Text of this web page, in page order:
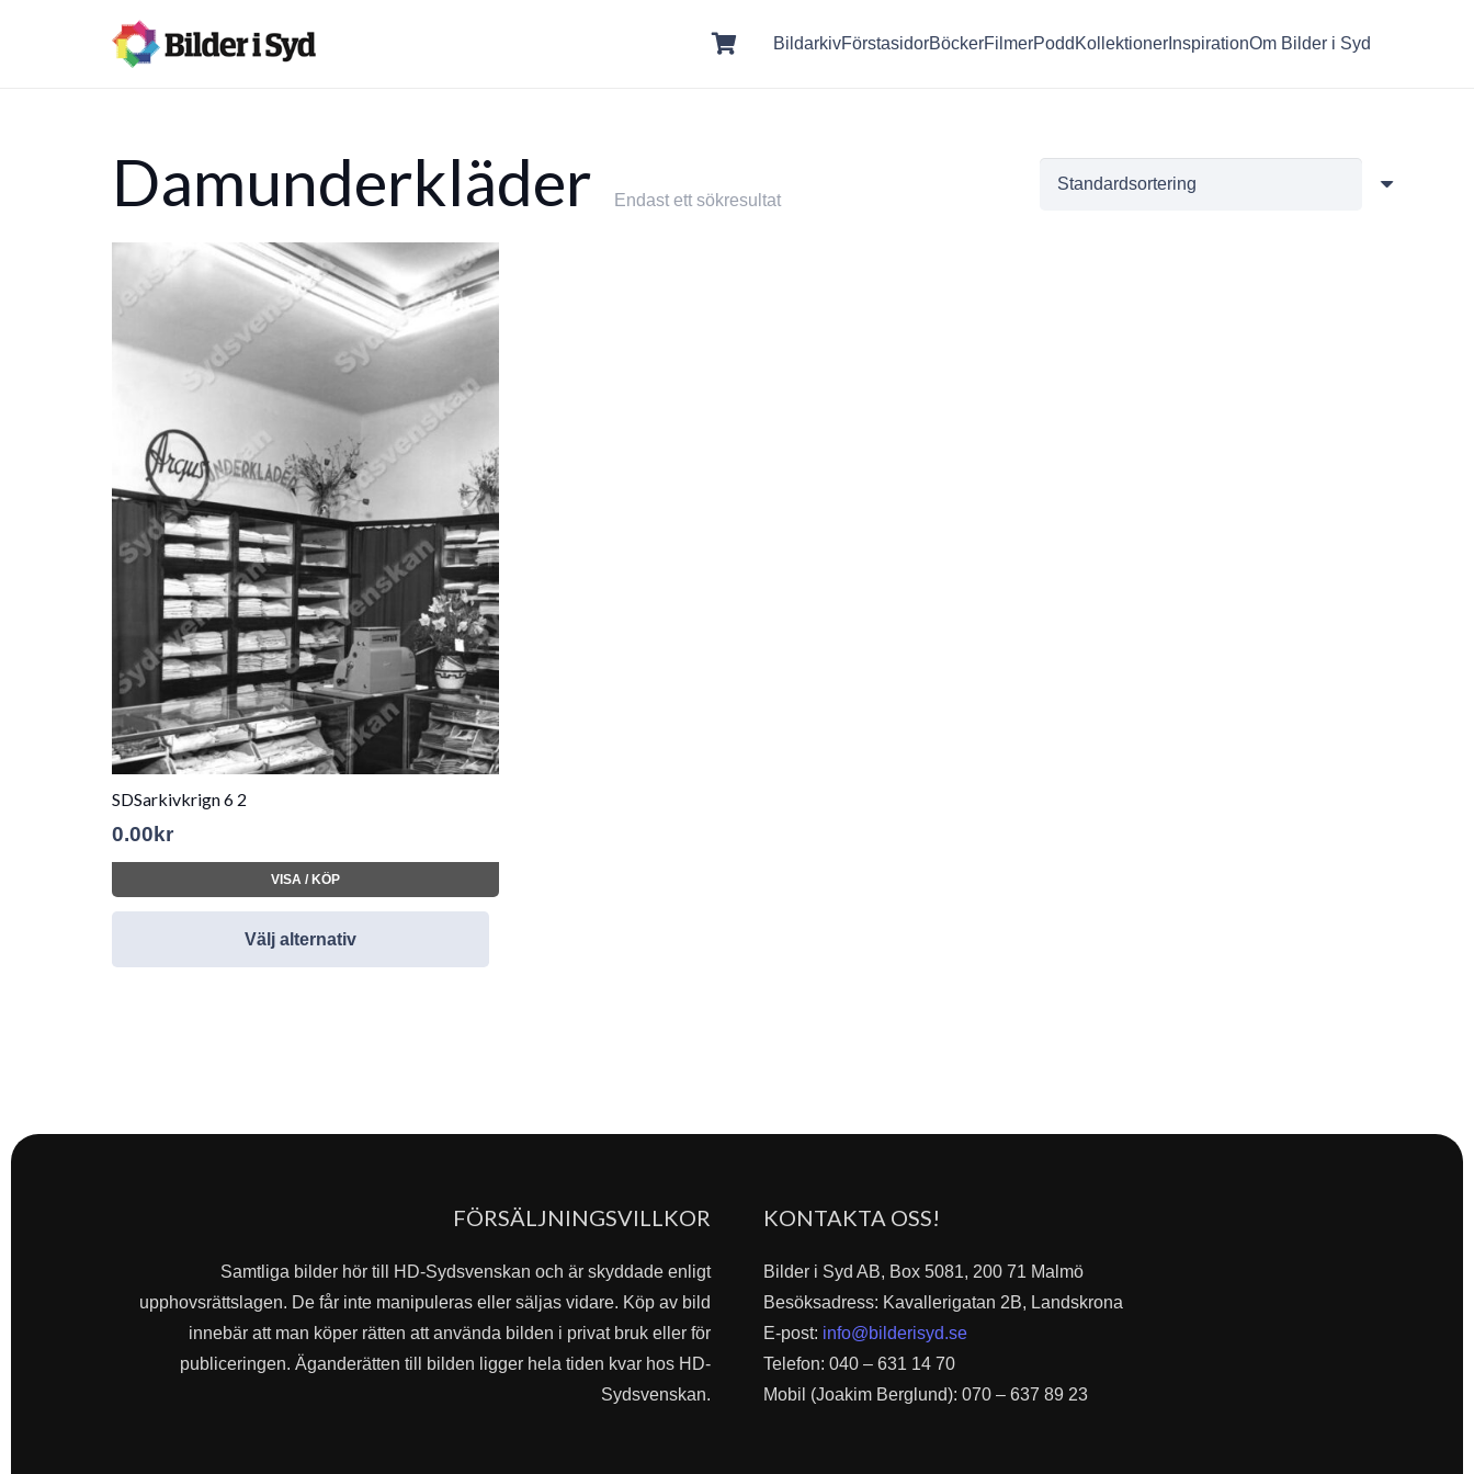
BildarkivFörstasidorBöckerFilmerPodd Kollektioner InspirationOm Bilder i Syd
Damunderkläder Endast ett sökresultat
SDSarkivkrign 6 2
0.00kr
VISA / KÖP
Välj alternativ
FÖRSÄLJNINGSVILLKOR
Samtliga bilder hör till HD-Sydsvenskan och är skyddade enligt
upphovsrättslagen. De får inte manipuleras eller säljas vidare. Köp av bild
innebär att man köper rätten att använda bilden i privat bruk eller för
publiceringen. Äganderätten till bilden ligger hela tiden kvar hos HD-
Sydsvenskan.
KONTAKTA OSS!
Bilder i Syd AB, Box 5081, 200 71 Malmö
Besöksadress: Kavallerigatan 2B, Landskrona
E-post: info@bilderisyd.se
Telefon: 040 – 631 14 70
Mobil (Joakim Berglund): 070 – 637 89 23